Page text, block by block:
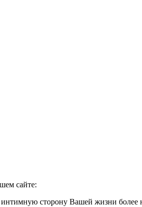
сайте:
сторону Вашей жизни более